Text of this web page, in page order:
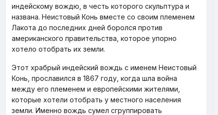
индейскому вождю, в честь которого скульптура и
названа. Неистовый Конь вместе со своим племенем
Лакота до последних дней боролся против
американского правительства, которое упорно
хотело отобрать их земли.
Этот храбрый индейский вождь с именем Неистовый
Конь, прославился в 1867 году, когда шла война
между его племенем и европейскими жителями,
которые хотели отобрать у местного населения
земли. Именно вождь сумел сгруппировать